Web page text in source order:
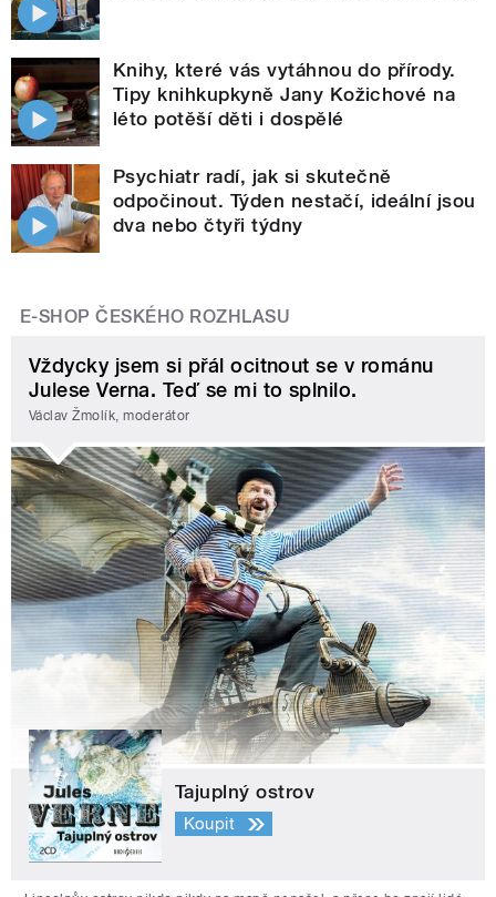
Knihy, které vás vytáhnou do přírody.
Tipy knihkupkyně Jany Kožichové na
léto potěší děti i dospělé
Psychiatr radí, jak si skutečně
odpočinout. Týden nestačí, ideální jsou
dva nebo čtyři týdny
E-SHOP ČESKÉHO ROZHLASU
Vždycky jsem si přál ocitnout se v románu
Julese Verna. Teď se mi to splnilo.
Václav Žmolík, moderátor
Tajuplný ostrov
Koupit